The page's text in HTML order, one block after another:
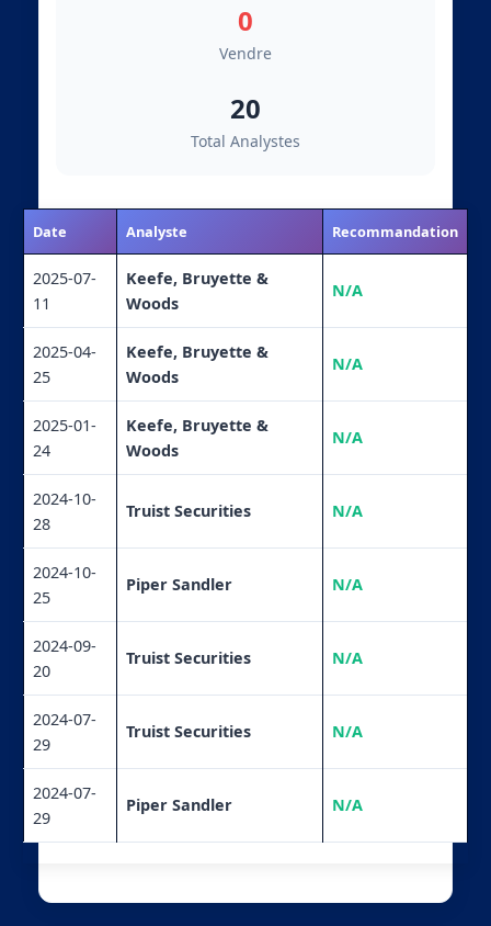
0
Vendre
20
Total Analystes
Date Analyste Recommandation
2025-07-
11
Keefe, Bruyette &
Woods
N/A
2025-04-
25
Keefe, Bruyette &
Woods
N/A
2025-01-
24
Keefe, Bruyette &
Woods
N/A
2024-10-
28
Truist Securities N/A
2024-10-
25
Piper Sandler N/A
2024-09-
20
Truist Securities N/A
2024-07-
29
Truist Securities N/A
2024-07-
29
Piper Sandler N/A